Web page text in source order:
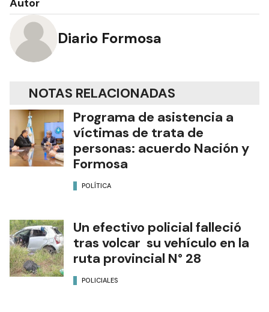
Autor
Diario Formosa
NOTAS RELACIONADAS
Programa de asistencia a
víctimas de trata de
personas: acuerdo Nación y
Formosa
POLÍTICA
Un efectivo policial falleció
tras volcar su vehículo en la
ruta provincial N° 28
POLICIALES